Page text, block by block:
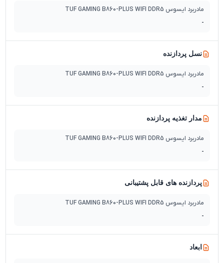
مادربرد ایسوس TUF GAMING B860-PLUS WIFI DDR5
-
نسل پردازنده
مادربرد ایسوس TUF GAMING B860-PLUS WIFI DDR5
-
مدار تغذیه پردازنده
مادربرد ایسوس TUF GAMING B860-PLUS WIFI DDR5
-
پردازنده های قابل پشتیبانی
مادربرد ایسوس TUF GAMING B860-PLUS WIFI DDR5
-
ابعاد